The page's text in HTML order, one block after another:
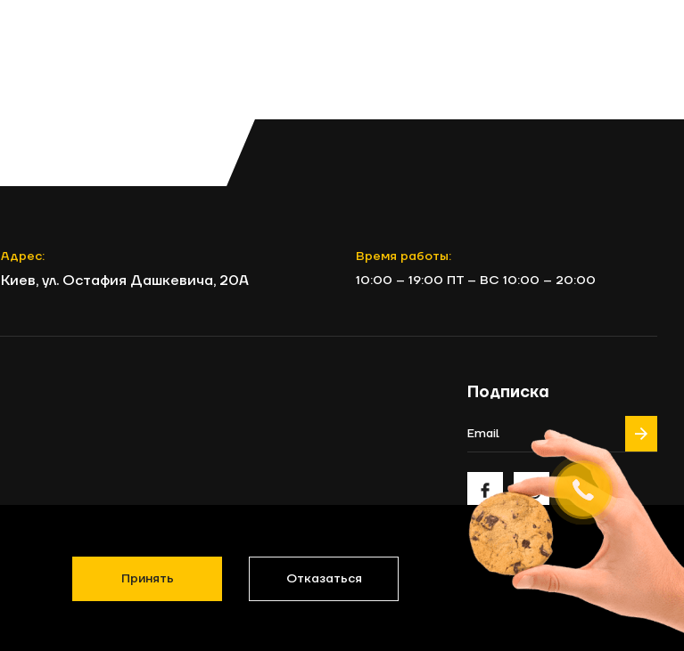
Адрес:
Киев, ул. Остафия Дашкевича, 20А
Время работы:
10:00 – 19:00 ПТ – ВС 10:00 – 20:00
Подписка
Принять Отказаться